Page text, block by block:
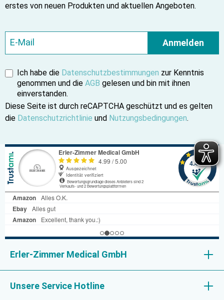
erstes von neuen Produkten und aktuellen Angeboten.
Anmelden
Ich habe die Datenschutzbestimmungen zur Kenntnis
genommen und die AGB gelesen und bin mit ihnen
einverstanden.
Diese Seite ist durch reCAPTCHA geschützt und es gelten
die Datenschutzrichtlinie und Nutzungsbedingungen.
Erler-Zimmer Medical GmbH
Unsere Service Hotline